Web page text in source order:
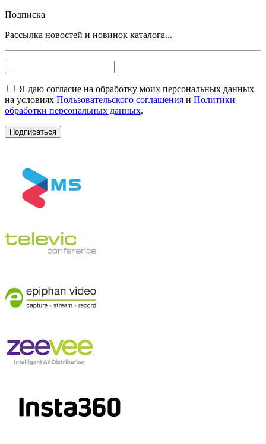
Подписка
Рассылка новостей и новинок каталога...
Я даю согласие на обработку моих персональных данных
на условиях Пользовательского соглашения и Политики
обработки персональных данных.